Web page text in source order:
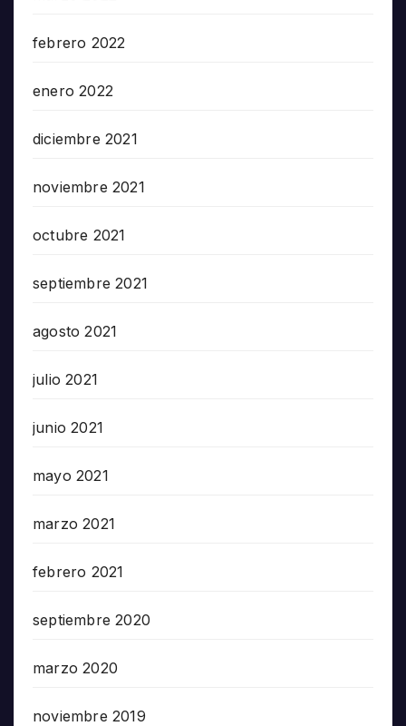
febrero 2022
enero 2022
diciembre 2021
noviembre 2021
octubre 2021
septiembre 2021
agosto 2021
julio 2021
junio 2021
mayo 2021
marzo 2021
febrero 2021
septiembre 2020
marzo 2020
noviembre 2019